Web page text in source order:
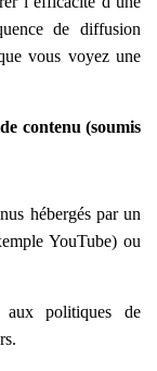
de diffusion
vous voyez une
contenu (soumis
hébergés par un
YouTube) ou
aux politiques de